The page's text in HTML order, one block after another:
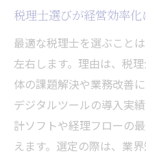
税理士が語る構
税理士構想を定
今後の税理士構
税理士選びが経営効率
最適な税理士を選ぶこと
左右します。理由は、税
体の課題解決や業務改善
デジタルツールの導入実
計ソフトや経理フローの
えます。選定の際は、業